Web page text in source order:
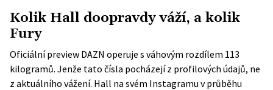
Kolik Hall doopravdy váží, a kolik
Fury
Oficiální preview DAZN operuje s váhovým rozdílem 113
kilogramů. Jenže tato čísla pocházejí z profilových údajů, ne
z aktuálního vážení. Hall na svém Instagramu v průběhu